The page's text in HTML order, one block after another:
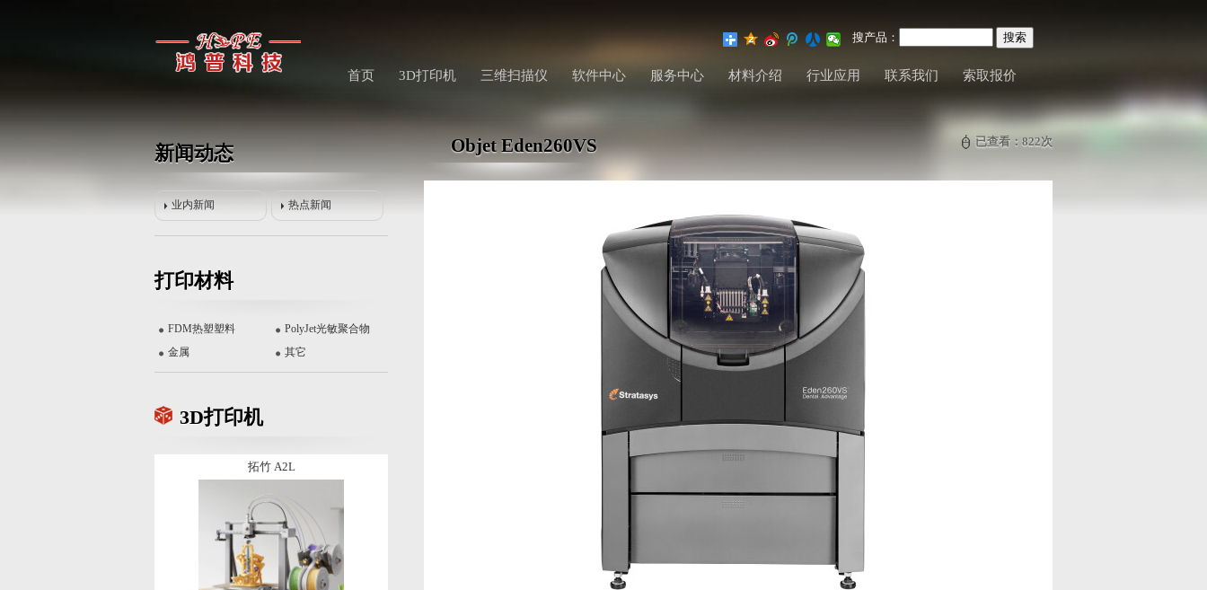
搜产品：
首页 3D打印机 三维扫描仪 软件中心 服务中心 材料介绍 行业应用 联系我们 索取报价
新闻动态
业内新闻 热点新闻
打印材料
FDM热塑塑料
PolyJet光敏聚合物
金属
其它
3D打印机
拓竹 A2L
已查看： 822次
Objet Eden260VS